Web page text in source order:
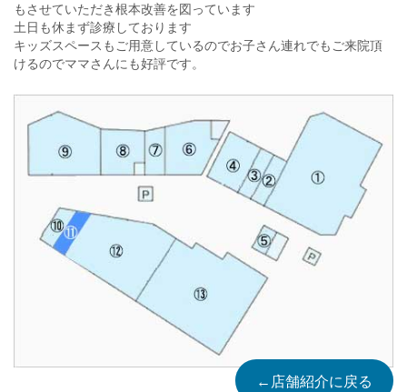
もさせていただき根本改善を図っています
土日も休まず診療しております
キッズスペースもご用意しているのでお子さん連れでもご来院頂
けるのでママさんにも好評です。
←店舗紹介に戻る